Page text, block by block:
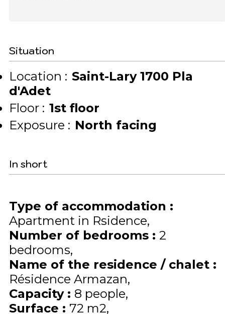
Situation
Location : Saint-Lary 1700 Pla
d'Adet
Floor : 1st floor
Exposure : North facing
In short
Type of accommodation :
Apartment in Rsidence
Number of bedrooms : 2
bedrooms
Name of the residence / chalet :
Résidence Armazan
Capacity : 8 people
Surface : 72 m2